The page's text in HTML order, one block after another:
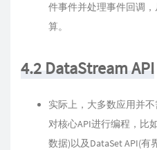
件事件并处理事件回调
算。
4.2 DataStream API
实际上，大多数应用并
对核心API进行编程，比
数据)以及DataSet API(